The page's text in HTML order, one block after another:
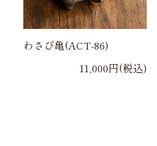
わさび亀(ACT-86)
11,000円(税込)